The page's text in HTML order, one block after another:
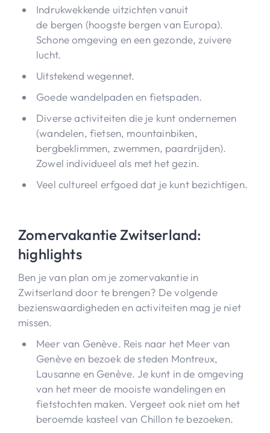
Indrukwekkende uitzichten vanuit
de bergen (hoogste bergen van Europa).
Schone omgeving en een gezonde, zuivere
lucht.
Uitstekend wegennet.
Goede wandelpaden en fietspaden.
Diverse activiteiten die je kunt ondernemen
(wandelen, fietsen, mountainbiken,
bergbeklimmen, zwemmen, paardrijden).
Zowel individueel als met het gezin.
Veel cultureel erfgoed dat je kunt bezichtigen.
Zomervakantie Zwitserland:
highlights
Ben je van plan om je zomervakantie in
Zwitserland door te brengen? De volgende
bezienswaardigheden en activiteiten mag je niet
missen.
Meer van Genève. Reis naar het Meer van
Genève en bezoek de steden Montreux,
Lausanne en Genève. Je kunt in de omgeving
van het meer de mooiste wandelingen en
fietstochten maken. Vergeet ook niet om het
beroemde kasteel van Chillon te bezoeken.